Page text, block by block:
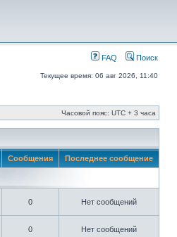
FAQ Поиск
Текущее время: 06 авг 2026, 11:40
Часовой пояс: UTC + 3 часа
Сообщения Последнее сообщение
0 Нет сообщений
0 Нет сообщений